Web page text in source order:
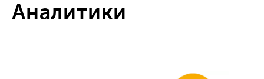
Аналитики